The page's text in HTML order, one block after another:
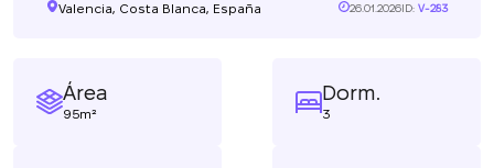
Valencia, Costa Blanca, España 26.01.2026ID: V-283
Área
95m²
Dorm.
3